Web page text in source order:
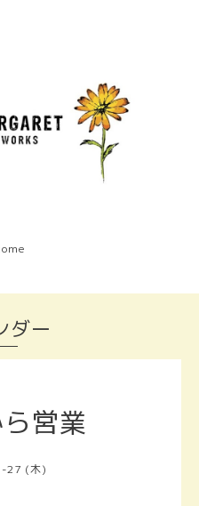
ダー
営業
27 (木)